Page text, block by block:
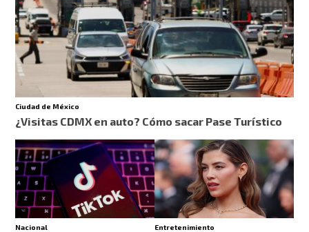
Ciudad de México
¿Visitas CDMX en auto? Cómo sacar Pase Turístico
Nacional Entretenimiento